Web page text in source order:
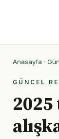
Anasayfa ·
GÜNCEL